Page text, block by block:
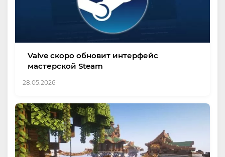
Valve скоро обновит интерфейс
мастерской Steam
28.05.2026